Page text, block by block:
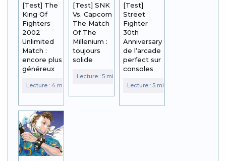
[Test] The
King Of
Fighters
2002
Unlimited
Match :
encore plus
généreux
[Test] SNK
Vs. Capcom
The Match
Of The
Millenium :
toujours
solide
[Test]
Street
Fighter
30th
Anniversary :
de l’arcade
perfect sur
consoles